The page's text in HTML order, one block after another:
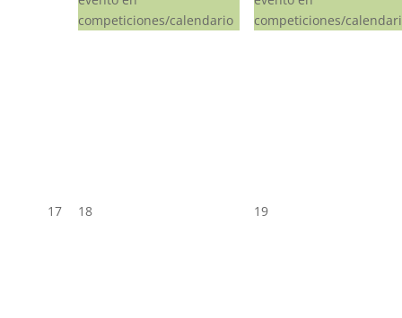
competiciones/calendario
competiciones/
17 18 19